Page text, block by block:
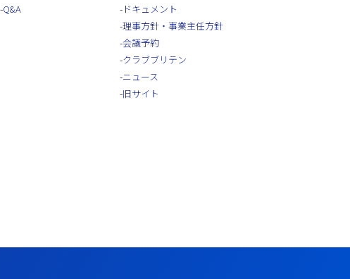
Q&A
ドキュメント
理事方針・事業主任方針
会議予約
クラブブリテン
ニュース
旧サイト